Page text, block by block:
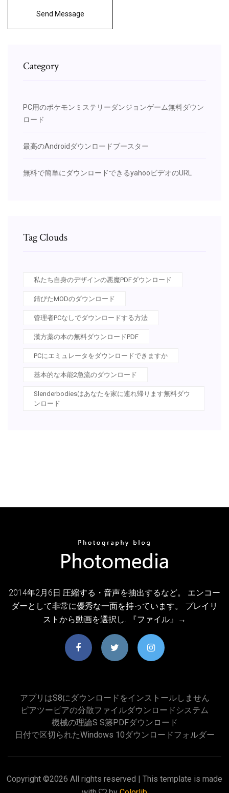
Send Message
Category
PC用のポケモンミステリーダンジョンゲーム無料ダウン
ロード
最高のAndroidダウンロードブースター
無料で簡単にダウンロードできるyahooビデオのURL
Tag Clouds
私たち自身のデザインの悪魔PDFダウンロード
錆びたMODのダウンロード
管理者PCなしでダウンロードする方法
漢方薬の本の無料ダウンロードPDF
PCにエミュレータをダウンロードできますか
基本的な本能2急流のダウンロード
Slenderbodiesはあなたを家に連れ帰ります無料ダウ
ンロード
2014年2月6日 圧縮する・音声を抽出するなど。 エンコー
ダーとして非常に優秀な一面を持っています。 プレイリ
ストから動画を選択し. 『ファイル』→
アプリはs8にダウンロードをインストールしません
ピアツーピアの分散ファイルダウンロードシステム
機械の理論s S籐PDFダウンロード
日付で区切られたWindows 10ダウンロードフォルダー
Copyright ©2026 All rights reserved | This template is made